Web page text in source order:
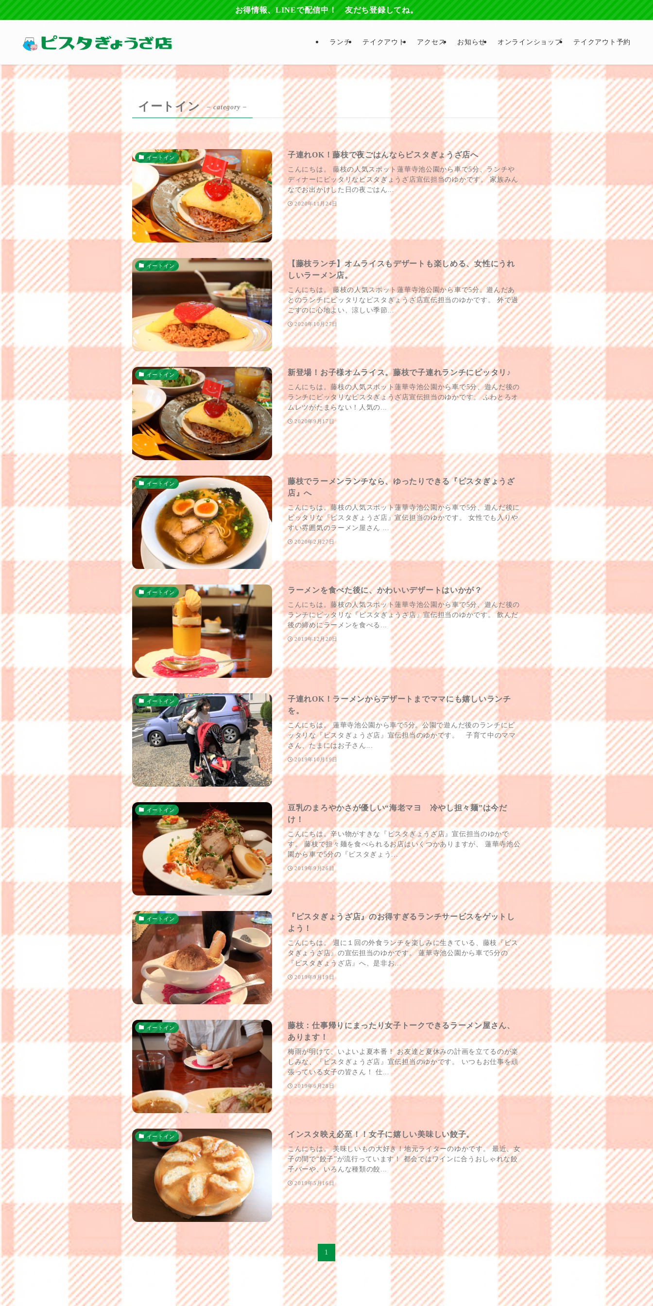
お得情報、LINEで配信中！ 友だち登録してね。
ランチ テイクアウト アクセス お知らせ オンラインショップ テイクアウト予約
イートイン – category –
イートイン 子連れOK！藤枝で夜ごはんならピスタぎょうざ店へ
こんにちは。 藤枝の人気スポット蓮華寺池公園から車で5分、ランチや
ディナーにピッタリなピスタぎょうざ店宣伝担当のゆかです。 家族みん
なでお出かけした日の夜ごはん...
2020年11月24日
イートイン
【藤枝ランチ】オムライスもデザートも楽しめる、女性にうれ
しいラーメン店。
こんにちは。 藤枝の人気スポット蓮華寺池公園から車で5分。遊んだあ
とのランチにピッタリなピスタぎょうざ店宣伝担当のゆかです。 外で過
ごすのに心地よい、涼しい季節...
2020年10月27日
イートイン 新登場！お子様オムライス。藤枝で子連れランチにピッタリ♪
こんにちは。藤枝の人気スポット蓮華寺池公園から車で5分、遊んだ後の
ランチにピッタリなピスタぎょうざ店宣伝担当のゆかです。 ふわとろオ
ムレツがたまらない！人気の...
2020年9月17日
イートイン
藤枝でラーメンランチなら、ゆったりできる『ピスタぎょうざ
店』へ
こんにちは。藤枝の人気スポット蓮華寺池公園から車で5分、遊んだ後に
ピッタリな『ピスタぎょうざ店』宣伝担当のゆかです。 女性でも入りや
すい雰囲気のラーメン屋さん ...
2020年2月27日
イートイン ラーメンを食べた後に、かわいいデザートはいかが？
こんにちは。藤枝の人気スポット蓮華寺池公園から車で5分、遊んだ後の
ランチにピッタリな『ピスタぎょうざ店』宣伝担当のゆかです。 飲んだ
後の締めにラーメンを食べる...
2019年12月20日
イートイン
子連れOK！ラーメンからデザートまでママにも嬉しいランチ
を。
こんにちは。 蓮華寺池公園から車で5分。公園で遊んだ後のランチにピ
ッタリな『ピスタぎょうざ店』宣伝担当のゆかです。 子育て中のママ
さん、たまにはお子さん...
2019年10月19日
イートイン
豆乳のまろやかさが優しい“海老マヨ 冷やし担々麺”は今だ
け！
こんにちは。辛い物がすきな『ピスタぎょうざ店』宣伝担当のゆかで
す。 藤枝で担々麺を食べられるお店はいくつかありますが、 蓮華寺池公
園から車で5分の『ピスタぎょう...
2019年9月26日
イートイン
『ピスタぎょうざ店』のお得すぎるランチサービスをゲットし
よう！
こんにちは。 週に１回の外食ランチを楽しみに生きている、藤枝『ピス
タぎょうざ店』の宣伝担当のゆかです。 蓮華寺池公園から車で5分の
『ピスタぎょうざ店』へ、是非お...
2019年9月19日
イートイン
藤枝：仕事帰りにまったり女子トークできるラーメン屋さん、
あります！
梅雨が明けて、いよいよ夏本番！ お友達と夏休みの計画を立てるのが楽
しみな、『ピスタぎょうざ店』宣伝担当のゆかです。 いつもお仕事を頑
張っている女子の皆さん！ 仕...
2019年6月28日
イートイン インスタ映え必至！！女子に嬉しい美味しい餃子。
こんにちは。 美味しいもの大好き！地元ライターのゆかです。 最近、女
子の間で“餃子”が流行っています！ 都会ではワインに合うおしゃれな餃
子バーや、いろんな種類の餃...
2019年5月16日
1